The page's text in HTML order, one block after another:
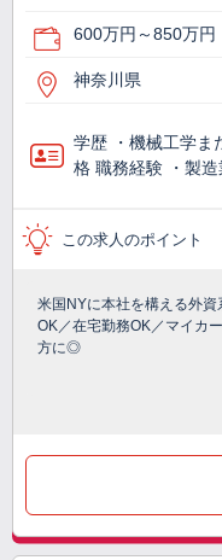
600万円～850万円
神奈川県
学歴 ・機械工学ま
格 職務経験 ・製
この求人のポイント
米国NYに本社を構える外
OK／在宅勤務OK／マイカ
方に◎